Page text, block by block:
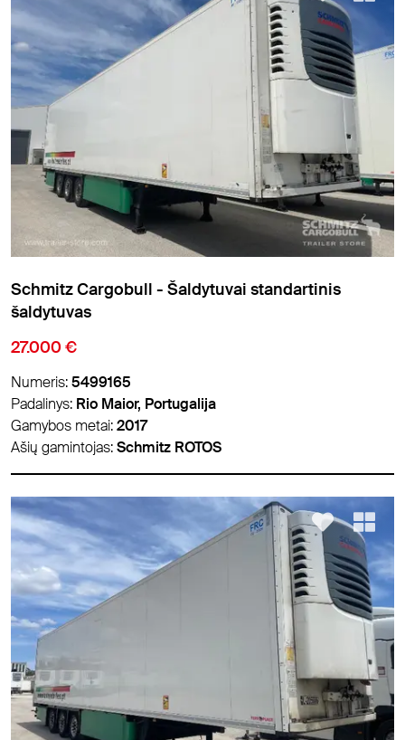
Schmitz Cargobull - Šaldytuvai standartinis
šaldytuvas
27.000 €
Numeris:5499165
Padalinys: Rio Maior, Portugalija
Gamybos metai:2017
Ašių gamintojas:Schmitz ROTOS